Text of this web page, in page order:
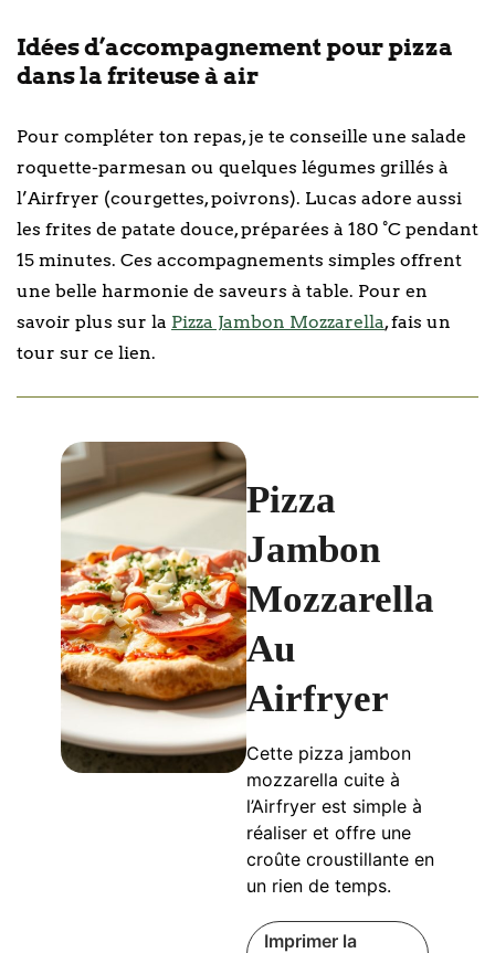
Idées d’accompagnement pour pizza
dans la friteuse à air
Pour compléter ton repas, je te conseille une salade
roquette-parmesan ou quelques légumes grillés à
l’Airfryer (courgettes, poivrons). Lucas adore aussi
les frites de patate douce, préparées à 180 °C pendant
15 minutes. Ces accompagnements simples offrent
une belle harmonie de saveurs à table. Pour en
savoir plus sur la Pizza Jambon Mozzarella, fais un
tour sur ce lien.
Pizza
Jambon
Mozzarella
Au
Airfryer
Cette pizza jambon
mozzarella cuite à
l’Airfryer est simple à
réaliser et offre une
croûte croustillante en
un rien de temps.
Imprimer la